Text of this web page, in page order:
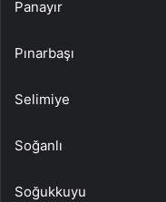
Panayır
Pınarbaşı
Selimiye
Soğanlı
Soğukkuyu